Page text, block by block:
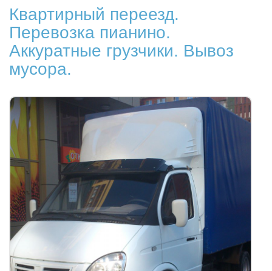
Квартирный переезд.
Перевозка пианино.
Аккуратные грузчики. Вывоз
мусора.